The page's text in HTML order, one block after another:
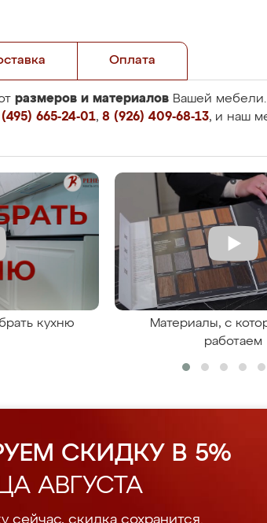
Оплата
размеров и материалов Вашей
665-24-01, 8 (926) 409-68-13, и наш
кухню
Материалы, с
работаем
СКИДКУ В 5%
АВГУСТА
сейчас, скидка сохранится.